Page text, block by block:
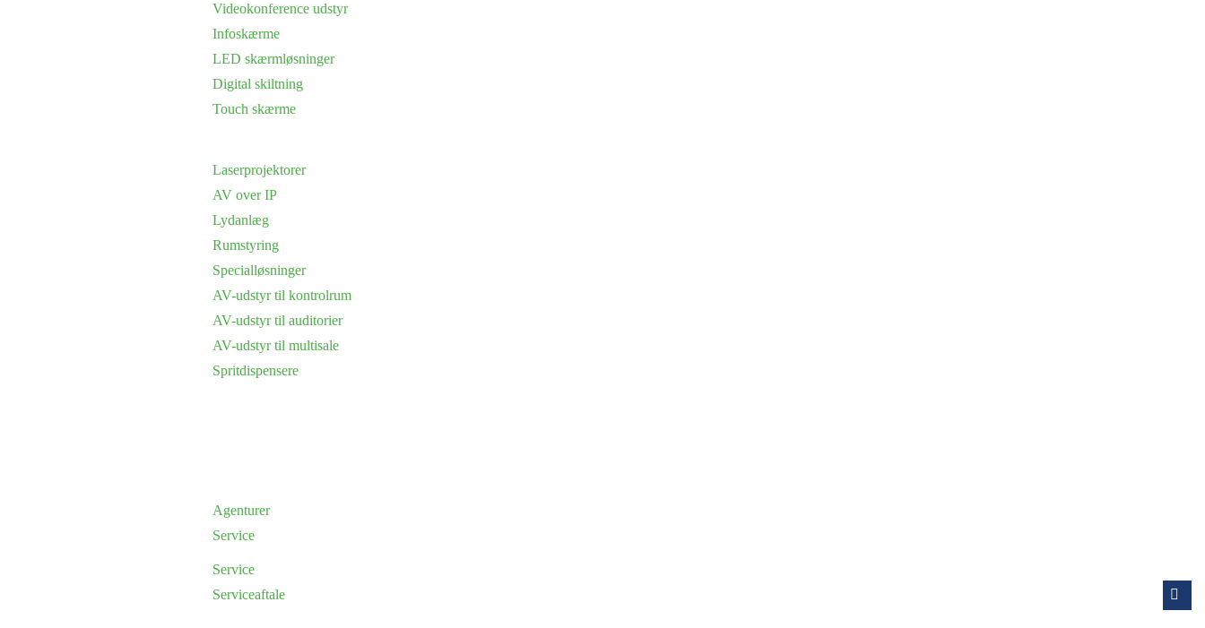
Videokonference udstyr
Infoskærme
LED skærmløsninger
Digital skiltning
Touch skærme
Laserprojektorer
AV over IP
Lydanlæg
Rumstyring
Specialløsninger
AV-udstyr til kontrolrum
AV-udstyr til auditorier
AV-udstyr til multisale
Spritdispensere
Agenturer
Service
Service
Serviceaftale